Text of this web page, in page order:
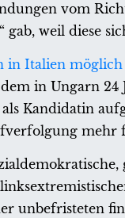
vom
gab, weil diese
in Italien möglich
in Ungarn
Kandidatin
mehr
unbefristeten